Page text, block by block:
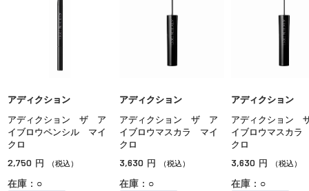
アディクション
アディクション ザ ア
イブロウペンシル マイ
クロ
2,750 円 （税込）
在庫：○
アディクション
アディクション ザ ア
イブロウマスカラ マイ
クロ
3,630 円 （税込）
在庫：○
アディクション
アディクション
イブロウマスカ
クロ
3,630 円 （税込）
在庫：○